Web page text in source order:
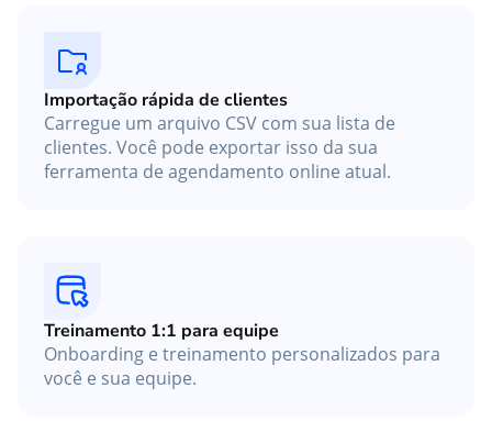
Importação rápida de clientes
Carregue um arquivo CSV com sua lista de
clientes. Você pode exportar isso da sua
ferramenta de agendamento online atual.
Treinamento 1:1 para equipe
Onboarding e treinamento personalizados para
você e sua equipe.